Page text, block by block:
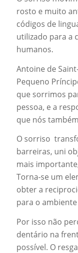
rosto e muito
códigos de
utilizado para a
humanos.
Antoine de
Pequeno
que sorrimos
pessoa, e a
que nós
O sorriso
barreiras, uni
mais
Torna-se um
obter a
para o
Por isso não
dentário na
possível. O